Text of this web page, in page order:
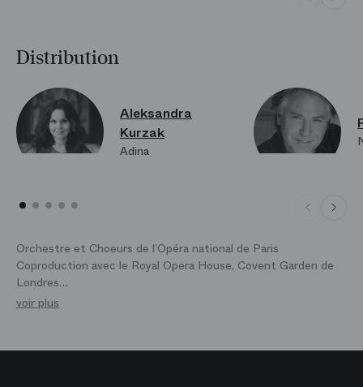
Distribution
Aleksandra
Kurzak
Adina
Orchestre et Choeurs de l’Opéra national de Paris
Coproduction avec le Royal Opera House, Covent Garden de
Londres
2015
voir plus